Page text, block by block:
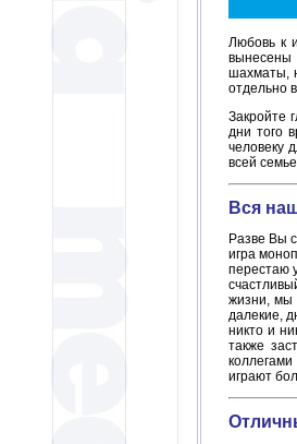
Любовь к
вынесены
шахматы,
отдельно
Закройте
дни того
человеку
всей
Вся
Разве Вы
игра
перестаю
жизни, мы
далекие,
никто и
также
играют